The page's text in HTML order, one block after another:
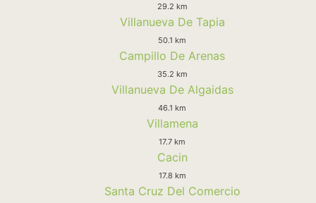
29.2 km
Villanueva De Tapia
50.1 km
Campillo De Arenas
35.2 km
Villanueva De Algaidas
46.1 km
Villamena
17.7 km
Cacin
17.8 km
Santa Cruz Del Comercio